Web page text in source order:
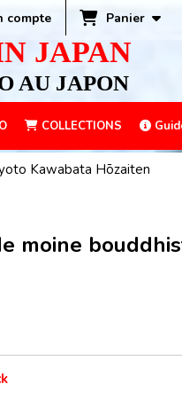
JAPAN
AU JAPON
compte Panier
COLLECTIONS
Kawabata Hōzaiten
moine